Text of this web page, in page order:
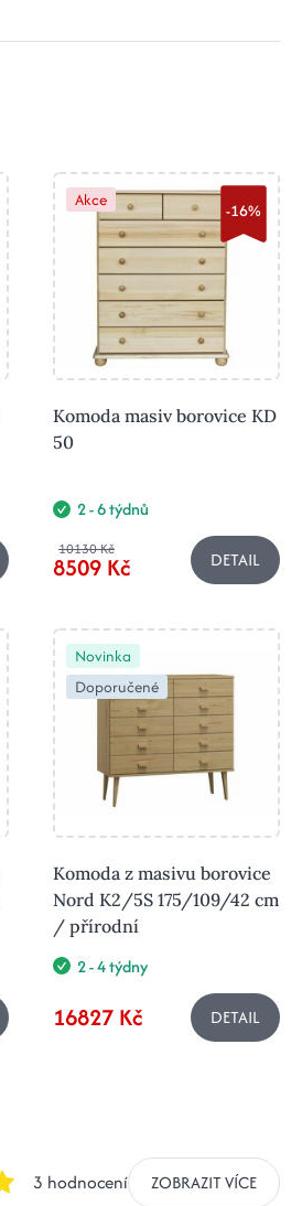
Akce
-16%
Komoda masiv borovice KD
50
2 - 6 týdnů
10130 Kč
8509 Kč DETAIL
Novinka
Doporučené
Komoda z masivu borovice
Nord K2/5S 175/109/42 cm
/ přírodní
2 - 4 týdny
16827 Kč DETAIL
3 hodnocení ZOBRAZIT VÍCE